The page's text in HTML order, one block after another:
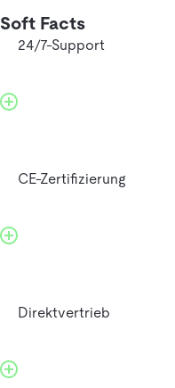
Soft Facts
24/7-Support
CE-Zertifizierung
Direktvertrieb